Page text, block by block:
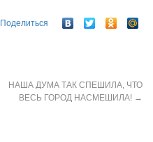
Поделиться
НАША ДУМА ТАК СПЕШИЛА, ЧТО
ВЕСЬ ГОРОД НАСМЕШИЛА! →